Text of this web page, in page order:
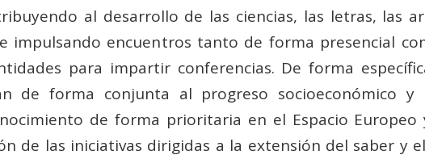
al desarrollo de las ciencias, las letras, las
encuentros tanto de forma presencial
para impartir conferencias. De forma
de forma conjunta al progreso socioeconómico
de forma prioritaria en el Espacio
de las iniciativas dirigidas a la extensión del saber y